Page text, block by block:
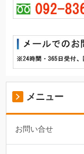
メニュー
お問い合せ